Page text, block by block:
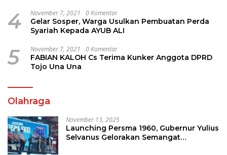
4 November 7, 2021 0 Komentar
Gelar Sosper, Warga Usulkan Pembuatan Perda
Syariah Kepada AYUB ALI
5 November 7, 2021 0 Komentar
FABIAN KALOH Cs Terima Kunker Anggota DPRD
Tojo Una Una
Olahraga
November 13, 2025
Launching Persma 1960, Gubernur Yulius
Selvanus Gelorakan Semangat